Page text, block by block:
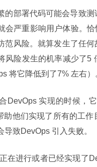
的部署代码可能会导致
会严重影响用户体验。
范风险。就算发生了任
风险发生的机率减少了5
将它降低到了7% 左右）
DevOps 实现的时候，
助他们实现了所有的工
致DevOps 引入失败。
在进行或者已经实现了